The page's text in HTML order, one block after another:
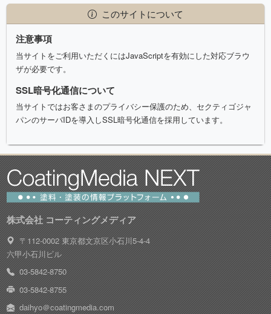
このサイトについて
注意事項
当サイトをご利用いただくにはJavaScriptを有効にした対応ブラウ
ザが必要です。
SSL暗号化通信について
当サイトではお客さまのプライバシー保護のため、セクティゴジャ
パンのサーバIDを導入しSSL暗号化通信を採用しています。
株式会社 コーティングメディア
〒112-0002 東京都文京区小石川5-4-4
六甲小石川ビル
03-5842-8750
03-5842-8755
daihyo＠coatingmedia.com